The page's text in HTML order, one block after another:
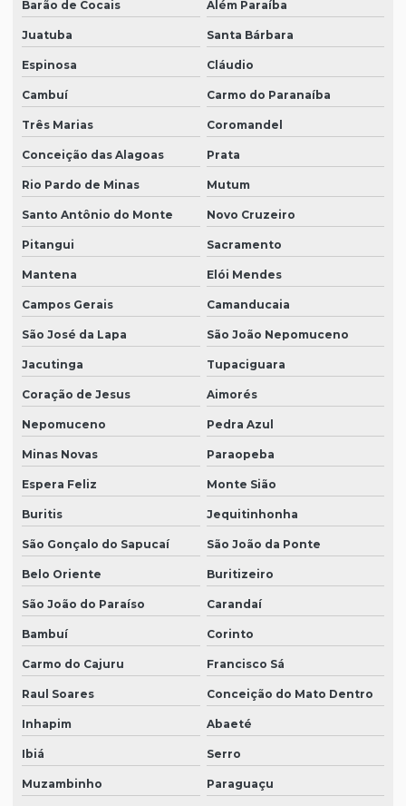
Barão de Cocais Além Paraíba
Juatuba Santa Bárbara
Espinosa Cláudio
Cambuí Carmo do Paranaíba
Três Marias Coromandel
Conceição das Alagoas Prata
Rio Pardo de Minas Mutum
Santo Antônio do Monte Novo Cruzeiro
Pitangui Sacramento
Mantena Elói Mendes
Campos Gerais Camanducaia
São José da Lapa São João Nepomuceno
Jacutinga Tupaciguara
Coração de Jesus Aimorés
Nepomuceno Pedra Azul
Minas Novas Paraopeba
Espera Feliz Monte Sião
Buritis Jequitinhonha
São Gonçalo do Sapucaí São João da Ponte
Belo Oriente Buritizeiro
São João do Paraíso Carandaí
Bambuí Corinto
Carmo do Cajuru Francisco Sá
Raul Soares Conceição do Mato Dentro
Inhapim Abaeté
Ibiá Serro
Muzambinho Paraguaçu